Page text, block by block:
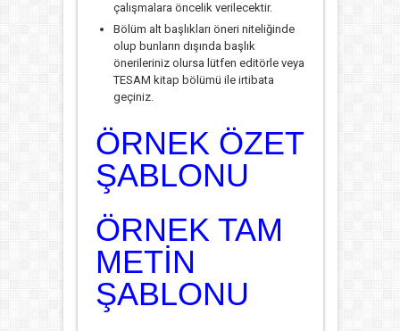
çalışmalara öncelik verilecektir.
Bölüm alt başlıkları öneri niteliğinde
olup bunların dışında başlık
önerileriniz olursa lütfen editörle veya
TESAM kitap bölümü ile irtibata
geçiniz.
ÖRNEK ÖZET
ŞABLONU
ÖRNEK TAM
METİN
ŞABLONU